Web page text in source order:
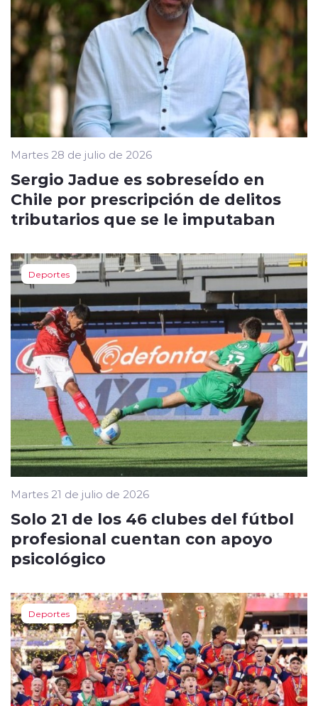
Martes 28 de julio de 2026
Sergio Jadue es sobreseÍdo en
Chile por prescripción de delitos
tributarios que se le imputaban
Deportes
Martes 21 de julio de 2026
Solo 21 de los 46 clubes del fútbol
profesional cuentan con apoyo
psicológico
Deportes